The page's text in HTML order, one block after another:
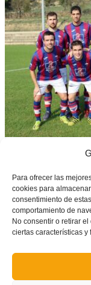
Para ofrecer las
cookies para
consentimiento de
comportamiento de
No consentir o retirar
ciertas características y